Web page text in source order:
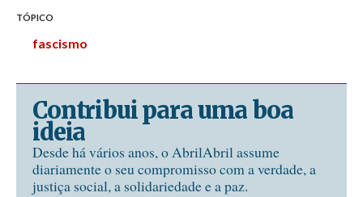
TÓPICO
fascismo
Contribui para uma boa
ideia
Desde há vários anos, o AbrilAbril assume
diariamente o seu compromisso com a verdade, a
justiça social, a solidariedade e a paz.